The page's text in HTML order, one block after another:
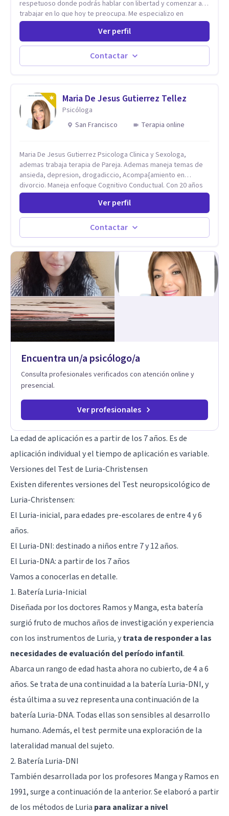
respetuoso donde podrás hablar con libertad y comenzar a
trabajar en lo que hoy te preocupa. Me especializo en
Trastornos de Ansiedad y a lo largo de mi experiencia
profesional he acompañado a muchas Familias y Parejas con
distintas problemáticas como el manejo del estrés,
Autoestima, Gestión de la Ira, Depresión, Retos en la Crianza,
Codependencia, Celos, entre otros. Cuento con más de 12
Adolescentes y Adultos
Ver perfil
Contactar
Maria De Jesus Gutierrez Tellez
Psicóloga
San Francisco
Terapia online
Maria De Jesus Gutierrez Psicologa Clinica y Sexologa,
ademas trabaja terapia de Pareja. Ademas maneja temas de
ansieda, depresion, drogadiccio, Acompa{amiento en
divorcio. Maneja enfoque Cognitivo Conductual. Con 20 años
de experiencia, constantemente capacitandose en las
diferntes areas de la Salud Mental.
Ver perfil
Contactar
Encuentra un/a psicólogo/a
Consulta profesionales verificados con atención online y
presencial.
Ver profesionales
La edad de aplicación es a partir de los 7 años. Es de
aplicación individual y el tiempo de aplicación es variable.
Versiones del Test de Luria-Christensen
Existen diferentes versiones del Test neuropsicológico de
Luria-Christensen:
El Luria-inicial, para edades pre-escolares de entre 4 y 6
años.
El Luria-DNI: destinado a niños entre 7 y 12 años.
El Luria-DNA: a partir de los 7 años
Vamos a conocerlas en detalle.
1. Batería Luria-Inicial
Diseñada por los doctores Ramos y Manga, esta batería
surgió fruto de muchos años de investigación y experiencia
con los instrumentos de Luria, ytrata de responder a las
necesidades de evaluación del período infantil.
Abarca un rango de edad hasta ahora no cubierto, de 4 a 6
años. Se trata de una continuidad a la batería Luria-DNI, y
ésta última a su vez representa una continuación de la
batería Luria-DNA. Todas ellas son sensibles al desarrollo
humano. Además, el test permite una exploración de la
lateralidad manual del sujeto.
2. Batería Luria-DNI
También desarrollada por los profesores Manga y Ramos en
1991, surge a continuación de la anterior. Se elaboró a partir
de los métodos de Luria para analizar a nivel